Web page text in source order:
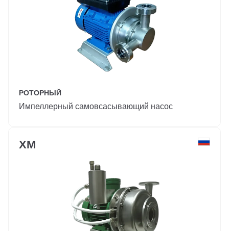
РОТОРНЫЙ
Импеллерный самовсасывающий насос
ХМ